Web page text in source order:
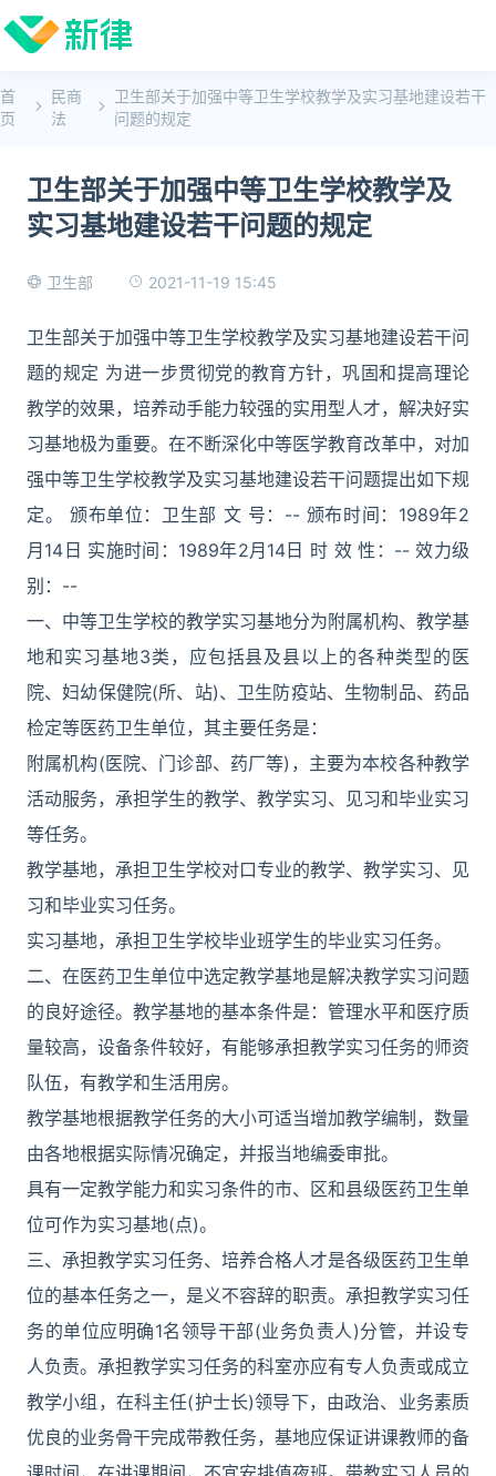
首
页
民商
法
卫生部关于加强中等卫生学校教学及实习基地建设若干
问题的规定
卫生部关于加强中等卫生学校教学及
实习基地建设若干问题的规定
卫生部 2021-11-19 15:45
卫生部关于加强中等卫生学校教学及实习基地建设若干问
题的规定 为进一步贯彻党的教育方针，巩固和提高理论
教学的效果，培养动手能力较强的实用型人才，解决好实
习基地极为重要。在不断深化中等医学教育改革中，对加
强中等卫生学校教学及实习基地建设若干问题提出如下规
定。 颁布单位：卫生部 文 号：-- 颁布时间：1989年2
月14日 实施时间：1989年2月14日 时 效 性：-- 效力级
别：--
一、中等卫生学校的教学实习基地分为附属机构、教学基
地和实习基地3类，应包括县及县以上的各种类型的医
院、妇幼保健院(所、站)、卫生防疫站、生物制品、药品
检定等医药卫生单位，其主要任务是：
附属机构(医院、门诊部、药厂等)，主要为本校各种教学
活动服务，承担学生的教学、教学实习、见习和毕业实习
等任务。
教学基地，承担卫生学校对口专业的教学、教学实习、见
习和毕业实习任务。
实习基地，承担卫生学校毕业班学生的毕业实习任务。
二、在医药卫生单位中选定教学基地是解决教学实习问题
的良好途径。教学基地的基本条件是：管理水平和医疗质
量较高，设备条件较好，有能够承担教学实习任务的师资
队伍，有教学和生活用房。
教学基地根据教学任务的大小可适当增加教学编制，数量
由各地根据实际情况确定，并报当地编委审批。
具有一定教学能力和实习条件的市、区和县级医药卫生单
位可作为实习基地(点)。
三、承担教学实习任务、培养合格人才是各级医药卫生单
位的基本任务之一，是义不容辞的职责。承担教学实习任
务的单位应明确1名领导干部(业务负责人)分管，并设专
人负责。承担教学实习任务的科室亦应有专人负责或成立
教学小组，在科主任(护士长)领导下，由政治、业务素质
优良的业务骨干完成带教任务，基地应保证讲课教师的备